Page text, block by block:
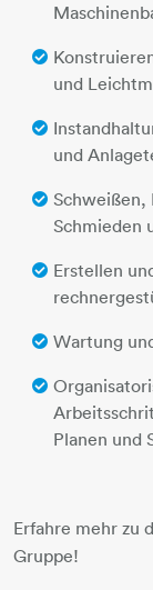
und
und
Schweißen,
Schmieden
Erstellen
Wartung
Planen und
Erfahre mehr zu
Gruppe!